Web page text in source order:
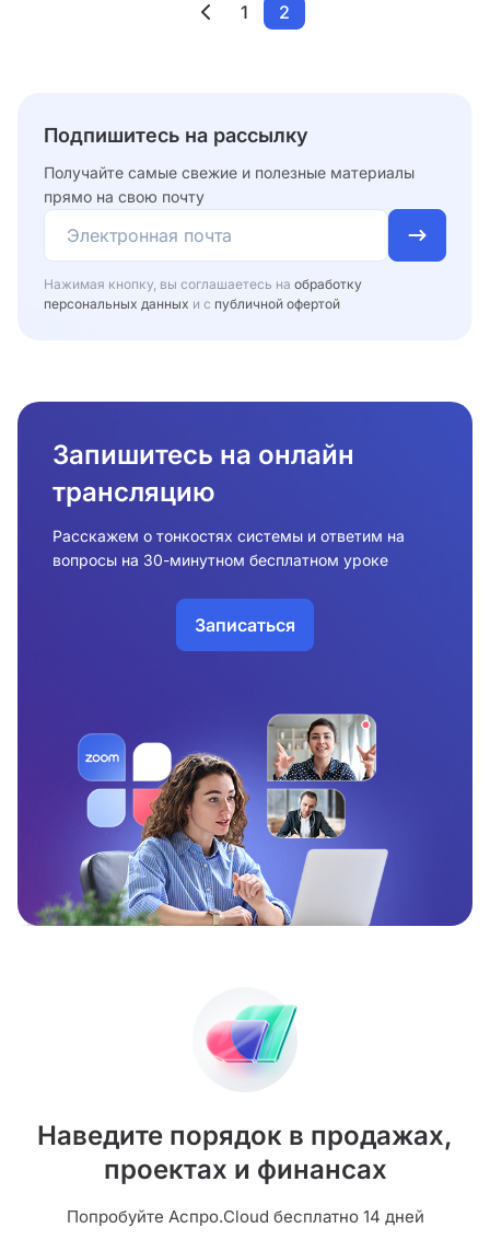
1 2
Подпишитесь на рассылку
Получайте самые свежие и полезные материалы
прямо на свою почту
Нажимая кнопку, вы соглашаетесь на обработку
персональных данных и с публичной офертой
Запишитесь на онлайн
трансляцию
Расскажем о тонкостях системы и ответим на
вопросы на 30-минутном бесплатном уроке
Записаться
Наведите порядок в продажах,
проектах и финансах
Попробуйте Аспро.Cloud бесплатно 14 дней